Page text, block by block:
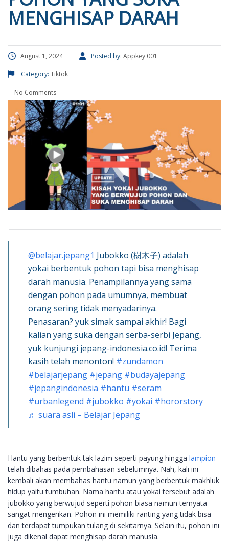
MENGHISAP DARAH
August 1, 2024 Posted by: Appkey 001
Category: Tiktok
No Comments
@belajar.jepang1 Jubokko (樹木子) adalah
yokai berbentuk pohon tapi bisa menghisap
darah manusia. Penampilannya yang sama
dengan pohon pada umumnya, membuat
orang sering tidak menyadarinya.
Penasaran? yuk simak sampai akhir! Bagi
kalian yang suka dengan serba-serbi Jepang,
yuk kunjungi jepang-indonesia.co.id! Terima
kasih telah menonton! #zundamon
#belajarjepang #jepang #budayajepang
#jepangindonesia #hantu #seram
#urbanlegend #jubokko #yokai #hororstory
♬ suara asli – Belajar Jepang
Hantu yang berbentuk tak lazim seperti payung hingga lampion
telah dibahas pada pembahasan sebelumnya. Nah, kali ini
kembali akan membahas hantu namun yang berbentuk makhluk
hidup yaitu tumbuhan. Nama hantu atau yokai tersebut adalah
jubokko yang berwujud seperti pohon biasa namun ternyata
sangat mengerikan. Pohon ini memiliki ranting yang tidak bisa
dan terdapat tumpukan tulang di sekitarnya. Selain itu, pohon ini
juga dikenal dapat menghisap darah manusia.